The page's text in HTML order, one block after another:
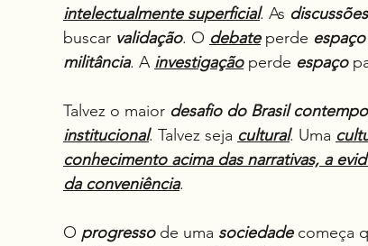
intelectualmente superficial. As discussões
buscar validação. O debate perde espaço
militância. A investigação perde espaço
Talvez o maior desafio do Brasil
institucional. Talvez seja cultural. Uma
conhecimento acima das narrativas, a
da conveniência.
O progresso de uma sociedade começa